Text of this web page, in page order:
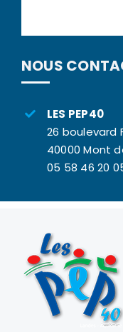
NOUS
LES PEP40
26 boulevard
40000 Mont
05 58 46 20